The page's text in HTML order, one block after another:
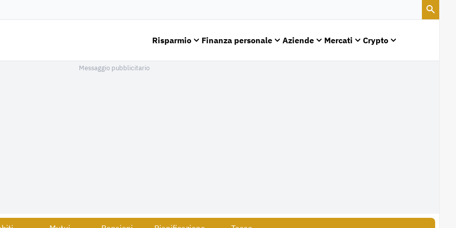
Risparmio Finanza personale Aziende Mercati Crypto
Messaggio pubblicitario